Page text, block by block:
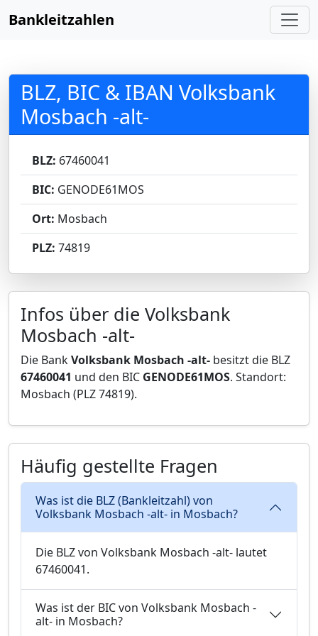
Bankleitzahlen
BLZ, BIC & IBAN Volksbank
Mosbach -alt-
BLZ: 67460041
BIC: GENODE61MOS
Ort: Mosbach
PLZ: 74819
Infos über die Volksbank
Mosbach -alt-
Die BankVolksbank Mosbach -alt- besitzt die BLZ
67460041 und den BIC GENODE61MOS. Standort:
Mosbach (PLZ 74819).
Häufig gestellte Fragen
Was ist die BLZ (Bankleitzahl) von
Volksbank Mosbach -alt- in Mosbach?
Die BLZ von Volksbank Mosbach -alt- lautet
67460041.
Was ist der BIC von Volksbank Mosbach -
alt- in Mosbach?